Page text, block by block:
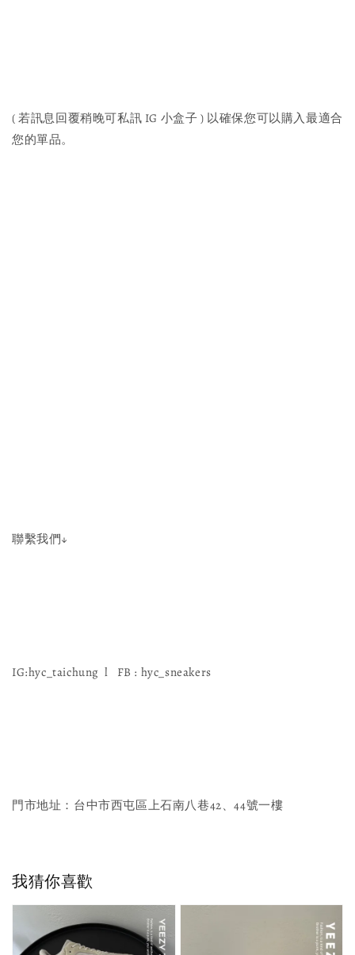
( 若訊息回覆稍晚可私訊 IG 小盒子 ) 以確保您可以購入最適合
您的單品。
聯繫我們↓
IG:hyc_taichung l FB : hyc_sneakers
門市地址：台中市西屯區上石南八巷42、44號一樓
我猜你喜歡